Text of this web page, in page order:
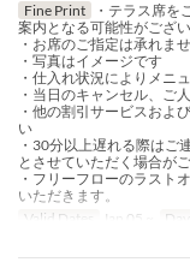
Fine Print
・テラス席を
案内となる可能性がござ
・お席のご指定は承れま
・写真はイメージです
・仕入れ状況によりメニ
・当日のキャンセル、ご
・他の割引サービスおよ
い
・30分以上遅れる際はご
とさせていただく場合が
・フリーフローのラスト
いただきます。
Valid Dates
Jan 05 ~ Days